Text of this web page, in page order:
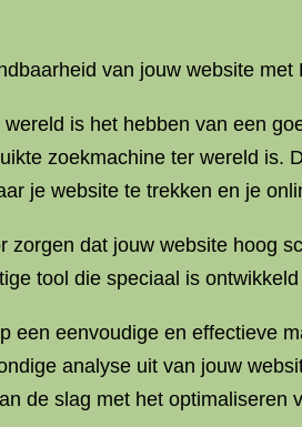
van jouw website met
is het hebben van een
zoekmachine ter wereld is.
je website te trekken en je
zorgen dat jouw website hoog
tool die speciaal is
een eenvoudige en effectieve
analyse uit van jouw
de slag met het optimaliseren